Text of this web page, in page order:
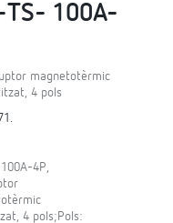
TS- 100A-
magnetotèrmic
4 pols
4P,
4 pols;Pols: